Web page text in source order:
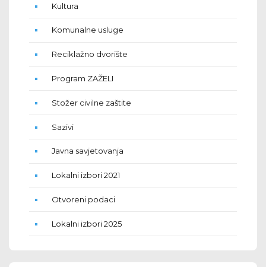
Kultura
Komunalne usluge
Reciklažno dvorište
Program ZAŽELI
Stožer civilne zaštite
Sazivi
Javna savjetovanja
Lokalni izbori 2021
Otvoreni podaci
Lokalni izbori 2025